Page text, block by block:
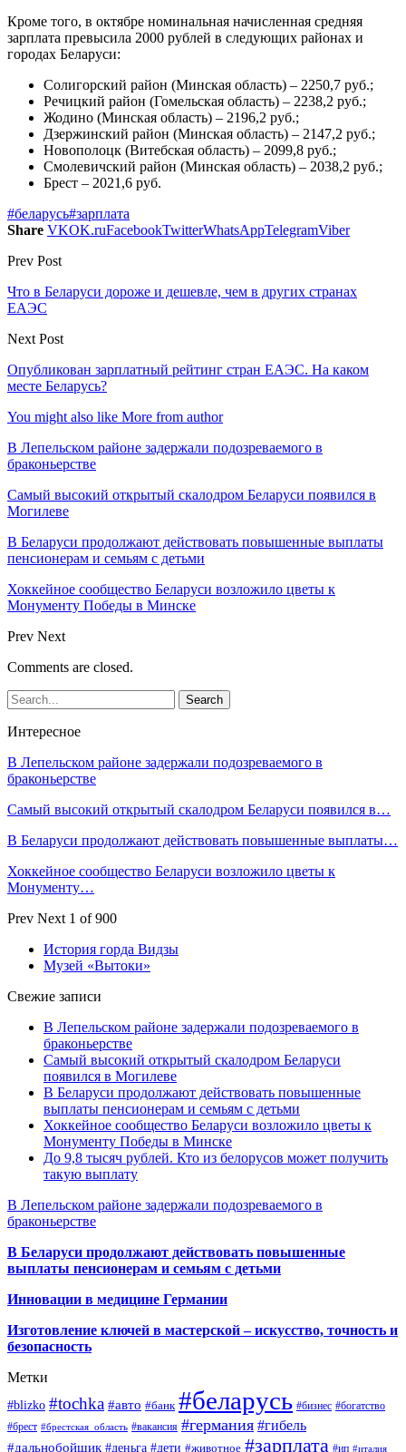
Кроме того, в октябре номинальная начисленная средняя
зарплата превысила 2000 рублей в следующих районах и
городах Беларуси:
Солигорский район (Минская область) – 2250,7 руб.;
Речицкий район (Гомельская область) – 2238,2 руб.;
Жодино (Минская область) – 2196,2 руб.;
Дзержинский район (Минская область) – 2147,2 руб.;
Новополоцк (Витебская область) – 2099,8 руб.;
Смолевичский район (Минская область) – 2038,2 руб.;
Брест – 2021,6 руб.
#беларусь#зарплата
Share VKOK.ruFacebookTwitterWhatsAppTelegramViber
Prev Post
Что в Беларуси дороже и дешевле, чем в других странах
ЕАЭС
Next Post
Опубликован зарплатный рейтинг стран ЕАЭС. На каком
месте Беларусь?
You might also like More from author
В Лепельском районе задержали подозреваемого в
браконьерстве
Самый высокий открытый скалодром Беларуси появился в
Могилеве
В Беларуси продолжают действовать повышенные выплаты
пенсионерам и семьям с детьми
Хоккейное сообщество Беларуси возложило цветы к
Монументу Победы в Минске
Prev Next
Comments are closed.
Интересное
В Лепельском районе задержали подозреваемого в
браконьерстве
Самый высокий открытый скалодром Беларуси появился в…
В Беларуси продолжают действовать повышенные выплаты…
Хоккейное сообщество Беларуси возложило цветы к
Монументу…
Prev Next 1 of 900
История горда Видзы
Музей «Вытоки»
Свежие записи
В Лепельском районе задержали подозреваемого в
браконьерстве
Самый высокий открытый скалодром Беларуси
появился в Могилеве
В Беларуси продолжают действовать повышенные
выплаты пенсионерам и семьям с детьми
Хоккейное сообщество Беларуси возложило цветы к
Монументу Победы в Минске
До 9,8 тысяч рублей. Кто из белорусов может получить
такую выплату
В Лепельском районе задержали подозреваемого в
браконьерстве
В Беларуси продолжают действовать повышенные
выплаты пенсионерам и семьям с детьми
Инновации в медицине Германии
Изготовление ключей в мастерской – искусство, точность и
безопасность
Метки
#blizko #tochka #авто #банк #беларусь #бизнес #богатство
#брест #брестская_область #вакансия #германия #гибель
#дальнобойщик #деньга #дети #животное #зарплата #ип #италия